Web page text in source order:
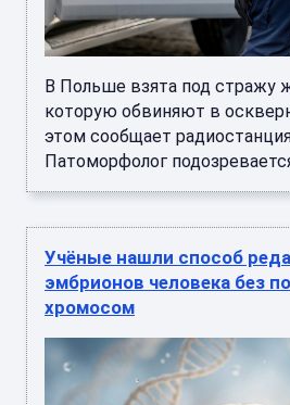
хромосом
Новая технология обошла
CRISPR/Cas9, которое